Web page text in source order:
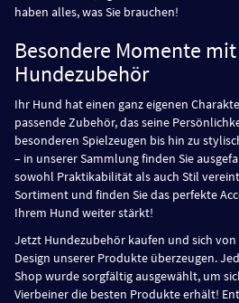
haben alles, was Sie brauchen!
Besondere Momente
Hundezubehör
Ihr Hund hat einen ganz eigenen
passende Zubehör, das seine
besonderen Spielzeugen bis hin zu
– in unserer Sammlung finden Sie
sowohl Praktikabilität als auch Stil
Sortiment und finden Sie das perfekte
Ihrem Hund weiter stärkt!
Jetzt Hundezubehör kaufen und sich
Design unserer Produkte überzeugen.
Shop wurde sorgfältig ausgewählt, um
Vierbeiner die besten Produkte erhält!